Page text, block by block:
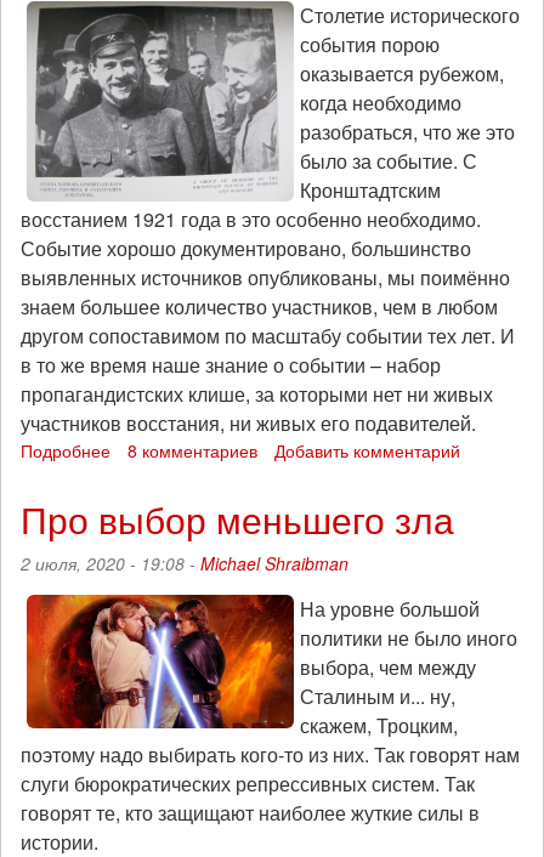
Столетие исторического
события порою
оказывается рубежом,
когда необходимо
разобраться, что же это
было за событие. С
Кронштадтским
восстанием 1921 года в это особенно необходимо.
Событие хорошо документировано, большинство
выявленных источников опубликованы, мы поимённо
знаем большее количество участников, чем в любом
другом сопоставимом по масштабу событии тех лет. И
в то же время наше знание о событии – набор
пропагандистских клише, за которыми нет ни живых
участников восстания, ни живых его подавителей.
Подробнее
восставшего
Кронштадта:
к
столетию
8 комментариев Добавить комментарий
Про выбор меньшего зла
2 июля, 2020 - 19:08 - Michael Shraibman
На уровне большой
политики не было иного
выбора, чем между
Сталиным и... ну,
скажем, Троцким,
поэтому надо выбирать кого-то из них. Так говорят нам
слуги бюрократических репрессивных систем. Так
говорят те, кто защищают наиболее жуткие силы в
истории.